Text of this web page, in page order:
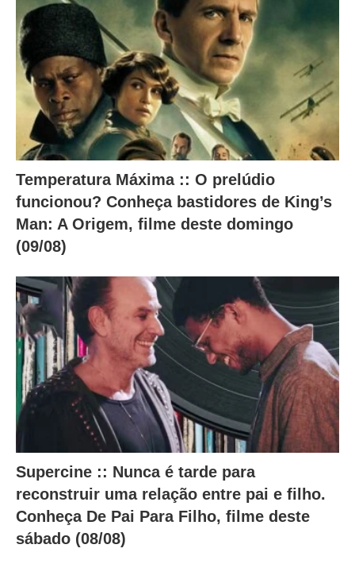
o
.
Temperatura Máxima :: O prelúdio
funcionou? Conheça bastidores de King’s
Man: A Origem, filme deste domingo
(09/08)
Supercine :: Nunca é tarde para
reconstruir uma relação entre pai e filho.
Conheça De Pai Para Filho, filme deste
sábado (08/08)